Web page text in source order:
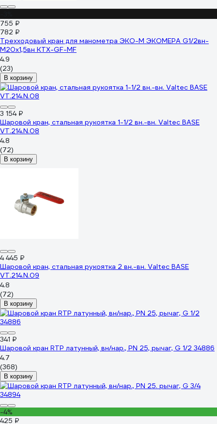
755 ₽
782 ₽
Трехходовый кран для манометра ЭКО-М ЭКОМЕРА G1/2вн-
М20x1,5вн КТХ-GF-MF
4.9
(23)
В корзину
3 154 ₽
Шаровой кран, стальная рукоятка 1-1/2 вн.-вн. Valtec BASE
VT.214.N.08
4.8
(72)
В корзину
4 445 ₽
Шаровой кран, стальная рукоятка 2 вн.-вн. Valtec BASE
VT.214.N.09
4.8
(72)
В корзину
341 ₽
Шаровой кран RTP латунный, вн/нар., PN 25, рычаг, G 1/2 34886
4.7
(368)
В корзину
-4%
425 ₽